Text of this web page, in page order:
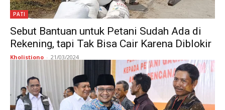
PATI
Sebut Bantuan untuk Petani Sudah Ada di
Rekening, tapi Tak Bisa Cair Karena Diblokir
Kholistiono - 21/03/2024